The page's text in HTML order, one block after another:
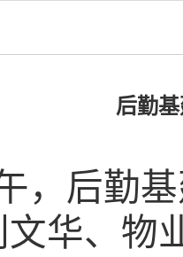
后勤
，后勤
华、物